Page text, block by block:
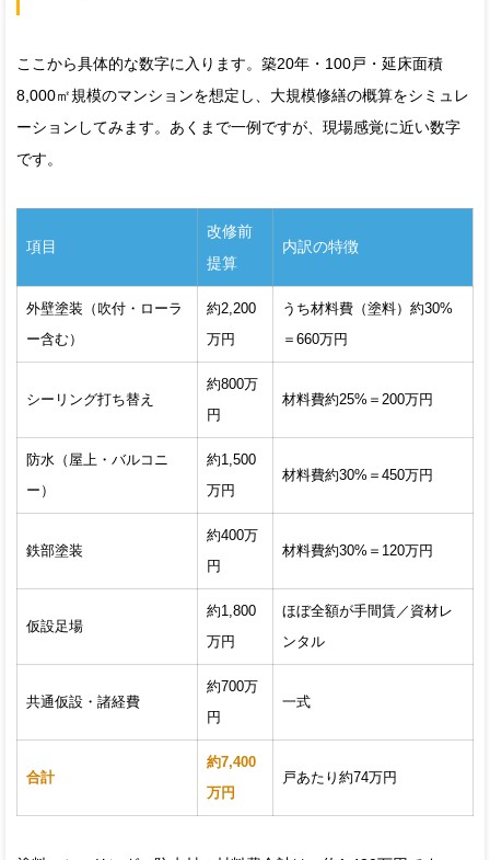
ここから具体的な数字に入ります。築20年・100戸・延床面積
8,000㎡規模のマンションを想定し、大規模修繕の概算をシミュレ
ーションしてみます。あくまで一例ですが、現場感覚に近い数字
です。
項目
改修前
提算
内訳の特徴
外壁塗装（吹付・ローラ
ー含む）
約2,200
万円
うち材料費（塗料）約30%
＝660万円
シーリング打ち替え
約800万
円
材料費約25%＝200万円
防水（屋上・バルコニ
ー）
約1,500
万円
材料費約30%＝450万円
鉄部塗装
約400万
円
材料費約30%＝120万円
仮設足場
約1,800
万円
ほぼ全額が手間賃／資材レ
ンタル
共通仮設・諸経費
約700万
円
一式
合計
約7,400
万円
戸あたり約74万円